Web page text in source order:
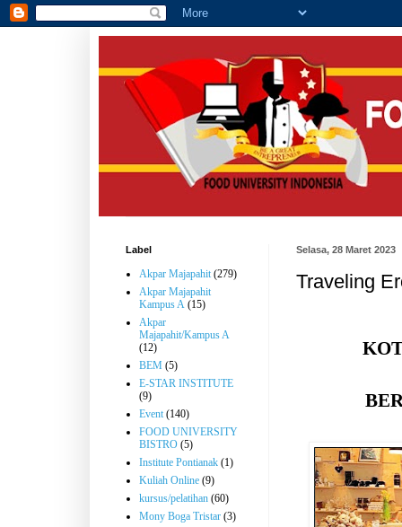
Selasa, 28 Maret 2023
Traveling
Label
Akpar Majapahit (279)
Akpar Majapahit
Kampus A (15)
Akpar
Majapahit/Kampus A
(12)
BEM (5)
E-STAR INSTITUTE
(9)
Event (140)
FOOD UNIVERSITY
BISTRO (5)
Institute Pontianak (1)
Kuliah Online (9)
kursus/pelatihan (60)
Mony Boga Tristar (3)